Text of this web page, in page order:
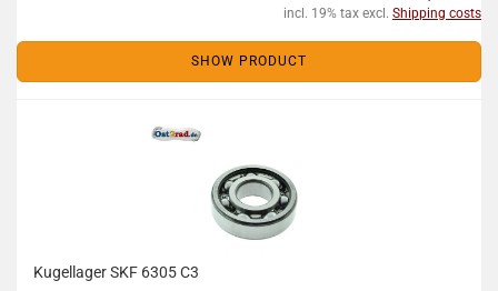
incl. 19% tax excl. Shipping costs
SHOW PRODUCT
Kugellager SKF 6305 C3